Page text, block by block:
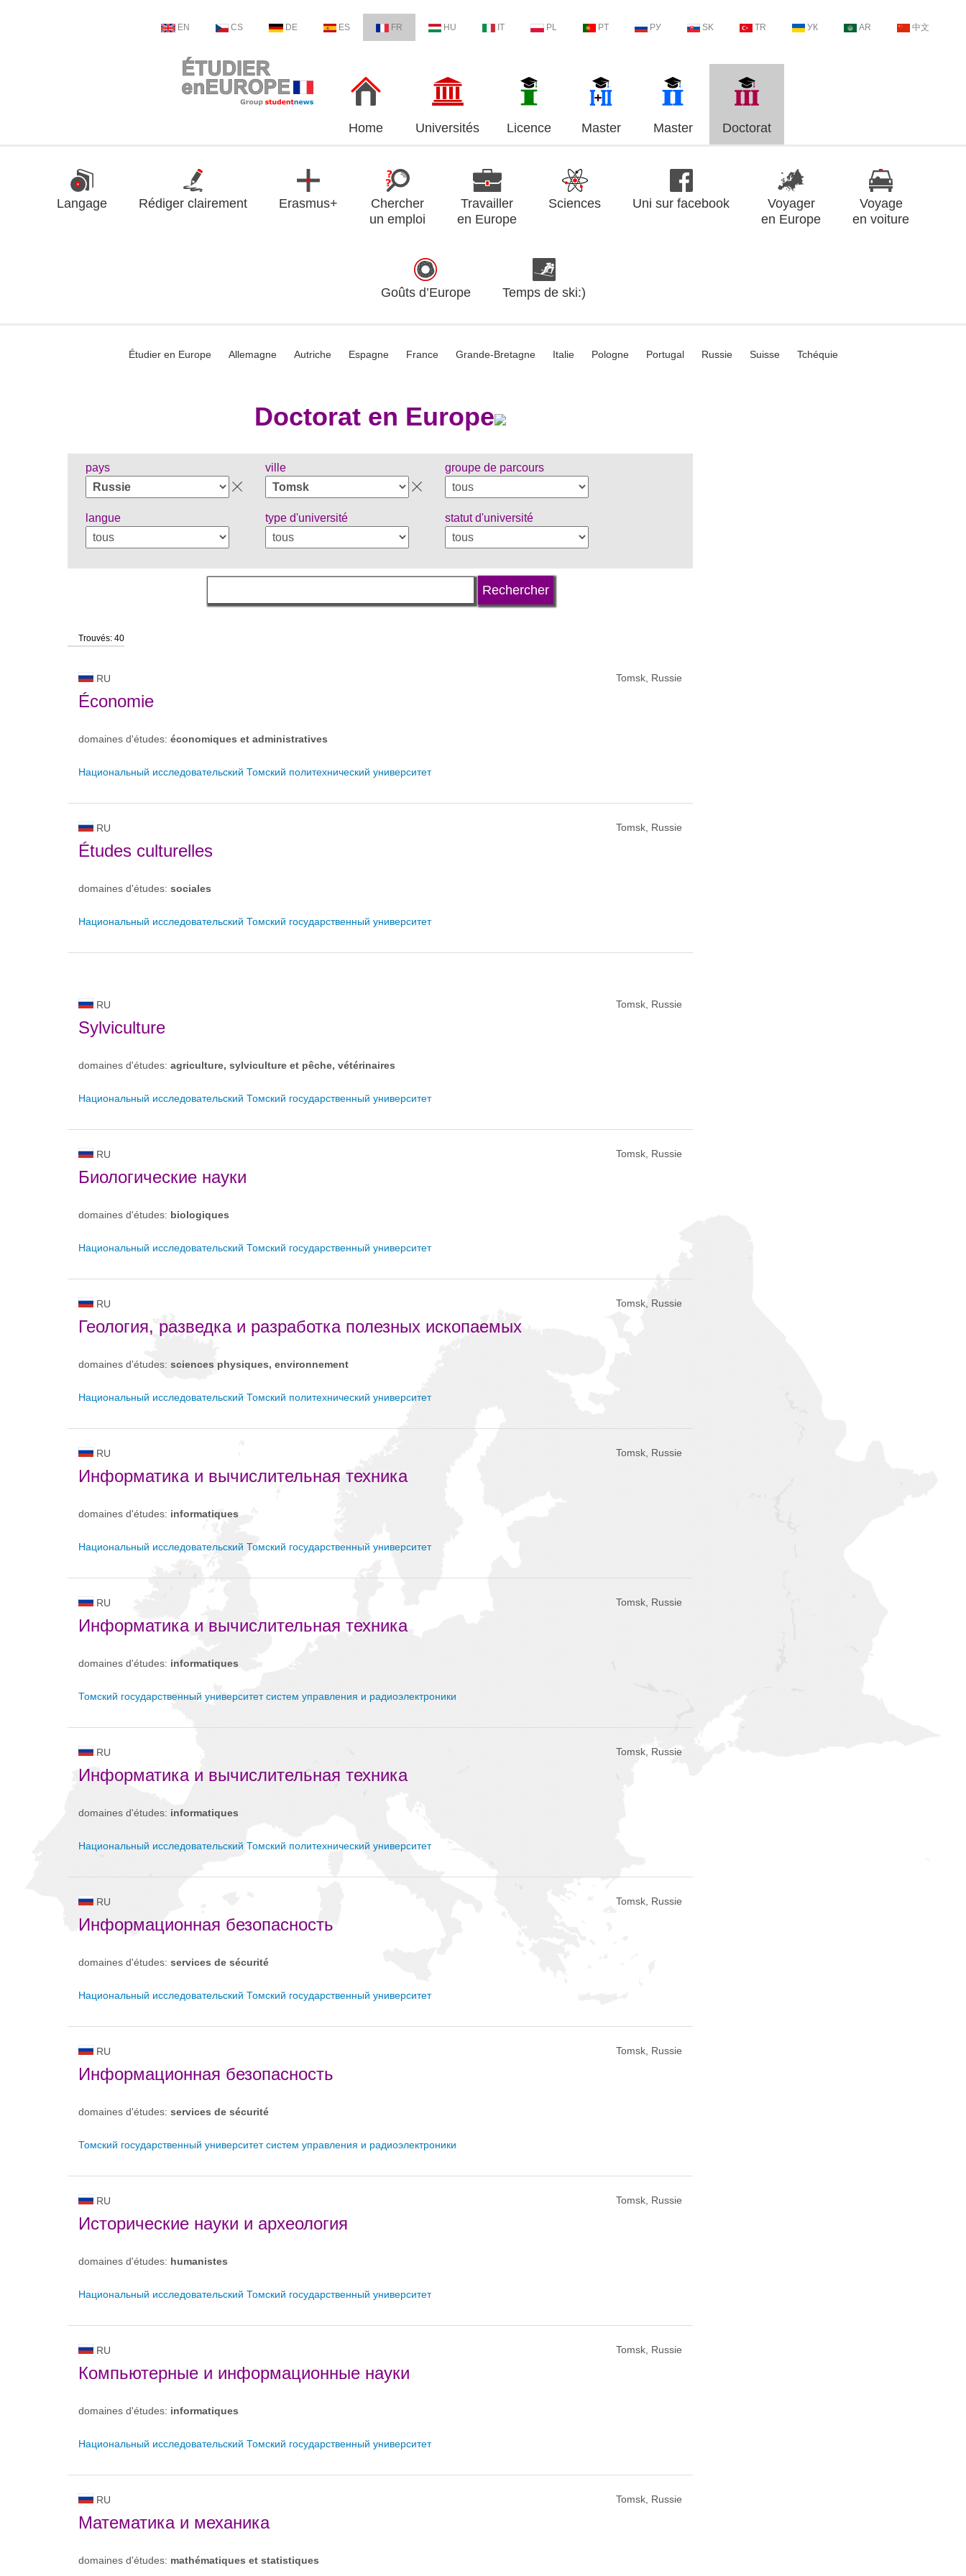
EN CS DE ES FR HU IT PL PT РУ SK TR УК AR 中文
Home Universités Licence Master Master Doctorat
Langage Rédiger clairement Erasmus+
Chercher
un emploi
Travailler
en Europe
Sciences Uni sur facebook
Voyager
en Europe
Voyage
en voiture
Goûts d’Europe Temps de ski:)
Étudier en Europe Allemagne Autriche Espagne France Grande-Bretagne Italie Pologne Portugal Russie Suisse Tchéquie
Doctorat en Europe
pays ville groupe de parcours
langue type d'université statut d'université
Trouvés: 40
RU Tomsk, Russie
Économie
domaines d'études: économiques et administratives
Национальный исследовательский Томский политехнический университет
RU Tomsk, Russie
Études culturelles
domaines d'études: sociales
Национальный исследовательский Томский государственный университет
RU Tomsk, Russie
Sylviculture
domaines d'études: agriculture, sylviculture et pêche, vétérinaires
Национальный исследовательский Томский государственный университет
RU Tomsk, Russie
Биологические науки
domaines d'études: biologiques
Национальный исследовательский Томский государственный университет
RU Tomsk, Russie
Геология, разведка и разработка полезных ископаемых
domaines d'études: sciences physiques, environnement
Национальный исследовательский Томский политехнический университет
RU Tomsk, Russie
Информатика и вычислительная техника
domaines d'études: informatiques
Национальный исследовательский Томский государственный университет
RU Tomsk, Russie
Информатика и вычислительная техника
domaines d'études: informatiques
Томский государственный университет систем управления и радиоэлектроники
RU Tomsk, Russie
Информатика и вычислительная техника
domaines d'études: informatiques
Национальный исследовательский Томский политехнический университет
RU Tomsk, Russie
Информационная безопасность
domaines d'études: services de sécurité
Национальный исследовательский Томский государственный университет
RU Tomsk, Russie
Информационная безопасность
domaines d'études: services de sécurité
Томский государственный университет систем управления и радиоэлектроники
RU Tomsk, Russie
Исторические науки и археология
domaines d'études: humanistes
Национальный исследовательский Томский государственный университет
RU Tomsk, Russie
Компьютерные и информационные науки
domaines d'études: informatiques
Национальный исследовательский Томский государственный университет
RU Tomsk, Russie
Математика и механика
domaines d'études: mathématiques et statistiques